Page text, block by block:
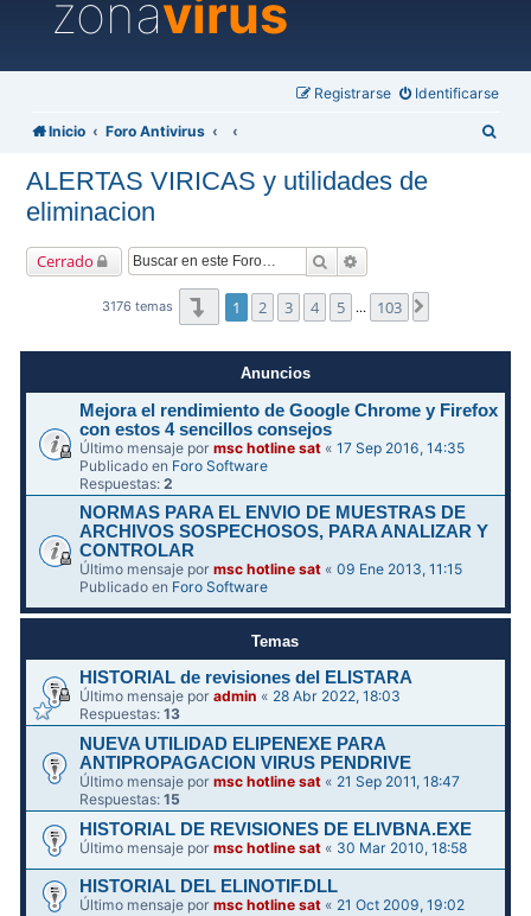
zonavirus
Identificarse
Registrarse
Inicio Foro Antivirus
ALERTAS VIRICAS y utilidades de
eliminacion
Cerrado Buscar
3176 temas Página1de103
1 2 3 4 5 … 103
Anuncios
Mejora el rendimiento de Google Chrome y Firefox
con estos 4 sencillos consejos
Último mensaje pormsc hotline sat «17 Sep 2016, 14:35
Publicado en Foro Software
Respuestas:2
NORMAS PARA EL ENVIO DE MUESTRAS DE
ARCHIVOS SOSPECHOSOS, PARA ANALIZAR Y
CONTROLAR
Último mensaje pormsc hotline sat «09 Ene 2013, 11:15
Publicado en Foro Software
Temas
HISTORIAL de revisiones del ELISTARA
Último mensaje poradmin « 28 Abr 2022, 18:03
Respuestas:13
NUEVA UTILIDAD ELIPENEXE PARA
ANTIPROPAGACION VIRUS PENDRIVE
Último mensaje pormsc hotline sat « 21 Sep 2011, 18:47
Respuestas:15
HISTORIAL DE REVISIONES DE ELIVBNA.EXE
Último mensaje pormsc hotline sat « 30 Mar 2010, 18:58
HISTORIAL DEL ELINOTIF.DLL
Último mensaje pormsc hotline sat « 21 Oct 2009, 19:02